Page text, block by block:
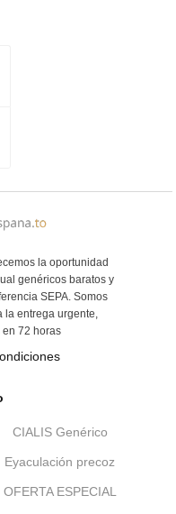
la oportunidad
genéricos baratos y
SEPA. Somos
entrega urgente,
72 horas
CIALIS Genérico
Eyaculación precoz
OFERTA ESPECIAL